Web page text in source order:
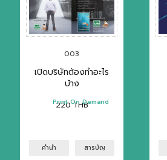
003
เปิดบริษัทต้องทำอะไร
บ้าง
220 THB
Print On Demand
คำนำ สารบัญ